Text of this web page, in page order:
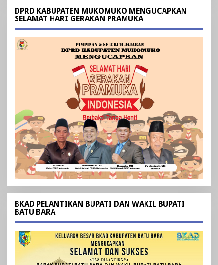
DPRD KABUPATEN MUKOMUKO MENGUCAPKAN
SELAMAT HARI GERAKAN PRAMUKA
BKAD PELANTIKAN BUPATI DAN WAKIL BUPATI
BATU BARA